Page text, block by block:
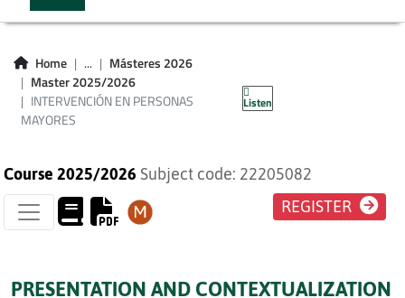
Home ...
Másteres 2026
Master 2025/2026
INTERVENCIÓN EN PERSONAS
MAYORES
Listen
INTERVENCIÓN EN
PERSONAS
MAYORES
Course 2025/2026 Subject code: 22205082
REGISTER
PRESENTATION AND CONTEXTUALIZATION